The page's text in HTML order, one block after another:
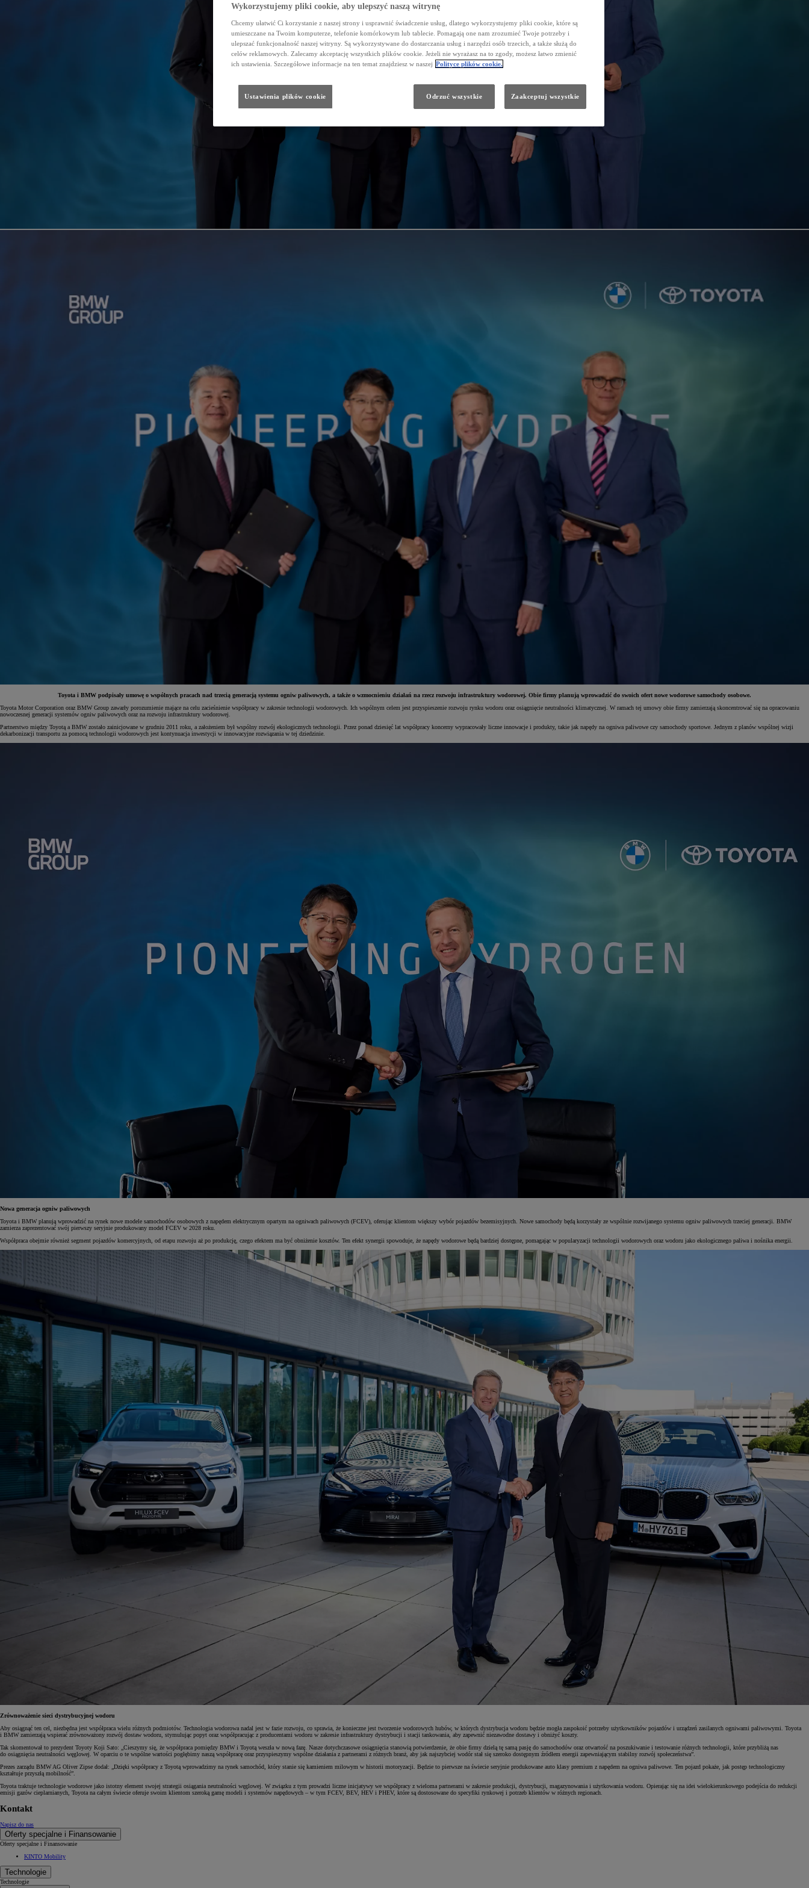
Toyota i BMW podpisały umowę o wspólnych pracach nad trzecią generacją systemu ogniw paliwowych, a także o wzmocnieniu działań na rzecz rozwoju infrastruktury wodorowej. Obie firmy planują wprowadzić do swoich ofert nowe wodorowe samochody osobowe.
Toyota Motor Corporation oraz BMW Group zawarły porozumienie mające na celu zacieśnienie współpracy w zakresie technologii wodorowych. Ich wspólnym celem jest przyspieszenie rozwoju rynku wodoru oraz osiągnięcie neutralności klimatycznej. W ramach tej umowy obie firmy zamierzają skoncentrować się na opracowaniu
nowoczesnej generacji systemów ogniw paliwowych oraz na rozwoju infrastruktury wodorowej.
Partnerstwo między Toyotą a BMW zostało zainicjowane w grudniu 2011 roku, a założeniem był wspólny rozwój ekologicznych technologii. Przez ponad dziesięć lat współpracy koncerny wypracowały liczne innowacje i produkty, takie jak napędy na ogniwa paliwowe czy samochody sportowe. Jednym z planów wspólnej wizji
dekarbonizacji transportu za pomocą technologii wodorowych jest kontynuacja inwestycji w innowacyjne rozwiązania w tej dziedzinie.
Nowa generacja ogniw paliwowych
Toyota i BMW planują wprowadzić na rynek nowe modele samochodów osobowych z napędem elektrycznym opartym na ogniwach paliwowych (FCEV), oferując klientom większy wybór pojazdów bezemisyjnych. Nowe samochody będą korzystały ze wspólnie rozwijanego systemu ogniw paliwowych trzeciej generacji. BMW
zamierza zaprezentować swój pierwszy seryjnie produkowany model FCEV w 2028 roku.
Współpraca obejmie również segment pojazdów komercyjnych, od etapu rozwoju aż po produkcję, czego efektem ma być obniżenie kosztów. Ten efekt synergii spowoduje, że napędy wodorowe będą bardziej dostępne, pomagając w popularyzacji technologii wodorowych oraz wodoru jako ekologicznego paliwa i nośnika energii.
Zrównoważenie sieci dystrybucyjnej wodoru
Aby osiągnąć ten cel, niezbędna jest współpraca wielu różnych podmiotów. Technologia wodorowa nadal jest w fazie rozwoju, co sprawia, że konieczne jest tworzenie wodorowych hubów, w których dystrybucja wodoru będzie mogła zaspokoić potrzeby użytkowników pojazdów i urządzeń zasilanych ogniwami paliwowymi. Toyota
i BMW zamierzają wspierać zrównoważony rozwój dostaw wodoru, stymulując popyt oraz współpracując z producentami wodoru w zakresie infrastruktury dystrybucji i stacji tankowania, aby zapewnić niezawodne dostawy i obniżyć koszty.
Tak skomentował to prezydent Toyoty Koji Sato: „Cieszymy się, że współpraca pomiędzy BMW i Toyotą weszła w nową fazę. Nasze dotychczasowe osiągnięcia stanowią potwierdzenie, że obie firmy dzielą tę samą pasję do samochodów oraz otwartość na poszukiwanie i testowanie różnych technologii, które przybliżą nas
do osiągnięcia neutralności węglowej. W oparciu o te wspólne wartości pogłębimy naszą współpracę oraz przyspieszymy wspólne działania z partnerami z różnych branż, aby jak najszybciej wodór stał się szeroko dostępnym źródłem energii zapewniającym stabilny rozwój społeczeństwa”.
Prezes zarządu BMW AG Oliver Zipse dodał: „Dzięki współpracy z Toyotą wprowadzimy na rynek samochód, który stanie się kamieniem milowym w historii motoryzacji. Będzie to pierwsze na świecie seryjnie produkowane auto klasy premium z napędem na ogniwa paliwowe. Ten pojazd pokaże, jak postęp technologiczny
kształtuje przyszłą mobilność”.
Toyota traktuje technologie wodorowe jako istotny element swojej strategii osiągania neutralności węglowej. W związku z tym prowadzi liczne inicjatywy we współpracy z wieloma partnerami w zakresie produkcji, dystrybucji, magazynowania i użytkowania wodoru. Opierając się na idei wielokierunkowego podejścia do redukcji
emisji gazów cieplarnianych, Toyota na całym świecie oferuje swoim klientom szeroką gamę modeli i systemów napędowych – w tym FCEV, BEV, HEV i PHEV, które są dostosowane do specyfiki rynkowej i potrzeb klientów w różnych regionach.
Kontakt
Napisz do nas
Oferty specjalne i Finansowanie
Oferty specjalne i Finansowanie
KINTO Mobility
Technologie
Technologie
Wykorzystujemy pliki cookie, aby ulepszyć naszą witrynę
Chcemy ułatwić Ci korzystanie z naszej strony i usprawnić świadczenie usług, dlatego wykorzystujemy pliki cookie, które są
umieszczane na Twoim komputerze, telefonie komórkowym lub tablecie. Pomagają one nam zrozumieć Twoje potrzeby i
ulepszać funkcjonalność naszej witryny. Są wykorzystywane do dostarczania usług i narzędzi osób trzecich, a także służą do
celów reklamowych. Zalecamy akceptację wszystkich plików cookie. Jeżeli nie wyrażasz na to zgody, możesz łatwo zmienić
ich ustawienia. Szczegółowe informacje na ten temat znajdziesz w naszej Polityce plików cookie.
Ustawienia plików cookie Odrzuć wszystkie Zaakceptuj wszystkie